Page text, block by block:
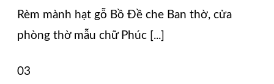
Rèm mành hạt gỗ Bồ Đề che Ban thờ, cửa
phòng thờ mẫu chữ Phúc [...]
03